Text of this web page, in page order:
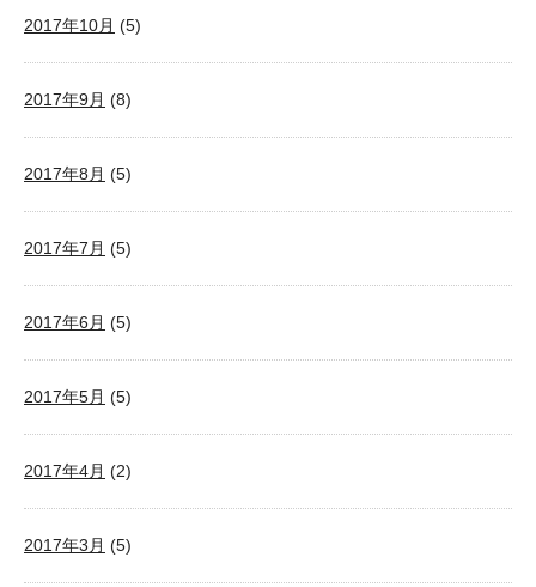
2017年10月 (5)
2017年9月 (8)
2017年8月 (5)
2017年7月 (5)
2017年6月 (5)
2017年5月 (5)
2017年4月 (2)
2017年3月 (5)